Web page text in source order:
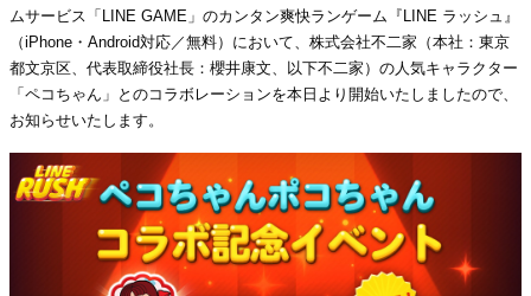
ムサービス「LINE GAME」のカンタン爽快ランゲーム『LINE ラッシュ』
（iPhone・Android対応／無料）において、株式会社不二家（本社：東京
都文京区、代表取締役社長：櫻井康文、以下不二家）の人気キャラクター
「ペコちゃん」とのコラボレーションを本日より開始いたしましたので、
お知らせいたします。